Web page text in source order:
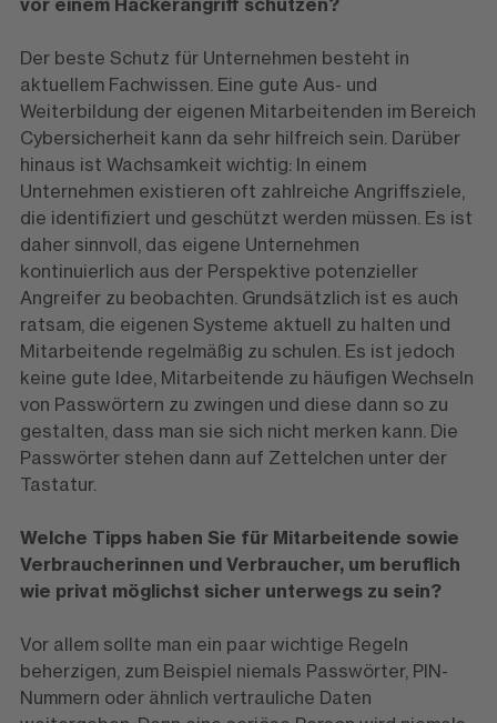
vor einem Hackerangriff schützen?
Der beste Schutz für Unternehmen besteht in
aktuellem Fachwissen. Eine gute Aus- und
Weiterbildung der eigenen Mitarbeitenden im Bereich
Cybersicherheit kann da sehr hilfreich sein. Darüber
hinaus ist Wachsamkeit wichtig: In einem
Unternehmen existieren oft zahlreiche Angriffsziele,
die identifiziert und geschützt werden müssen. Es ist
daher sinnvoll, das eigene Unternehmen
kontinuierlich aus der Perspektive potenzieller
Angreifer zu beobachten. Grundsätzlich ist es auch
ratsam, die eigenen Systeme aktuell zu halten und
Mitarbeitende regelmäßig zu schulen. Es ist jedoch
keine gute Idee, Mitarbeitende zu häufigen Wechseln
von Passwörtern zu zwingen und diese dann so zu
gestalten, dass man sie sich nicht merken kann. Die
Passwörter stehen dann auf Zettelchen unter der
Tastatur.
Welche Tipps haben Sie für Mitarbeitende sowie
Verbraucherinnen und Verbraucher, um beruflich
wie privat möglichst sicher unterwegs zu sein?
Vor allem sollte man ein paar wichtige Regeln
beherzigen, zum Beispiel niemals Passwörter, PIN-
Nummern oder ähnlich vertrauliche Daten